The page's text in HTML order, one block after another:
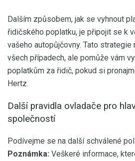
Dalším způsobem, jak se vyhnout
řidičského poplatku, je připojit se k
vašeho autopůjčovny. Tato strategie
všech případech, ale pomůže vám
poplatkům za řidič, pokud si
Hertz.
Další pravidla ovladače pro
společností
Podívejme se na další schválené
Poznámka: Veškeré informace,